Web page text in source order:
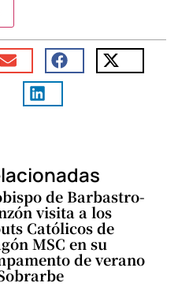
de Barbastro-
visita a los
Católicos de
MSC en su
de verano